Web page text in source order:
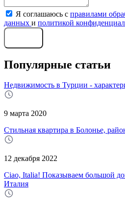
Я соглашаюсь с правилами
данных и политикой
Популярные статьи
Недвижимость в Турции -
9 марта 2020
Стильная квартира в Болонье,
12 декабря 2022
Ciao, Italia! Показываем большой
Италия